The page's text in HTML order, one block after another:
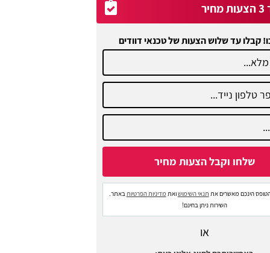
קבלו עד שלוש הצעות של טכנאי דוודים
הינכם מאשרים את תנאי השימושואת מדיניות הפרטיותבאתר.
השירות ניתן בחינם!
או